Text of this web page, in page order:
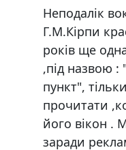
Неподалік
Г.М.Кірпи
років ще
,під назвою :
пункт",
прочитати
його вікон .
заради